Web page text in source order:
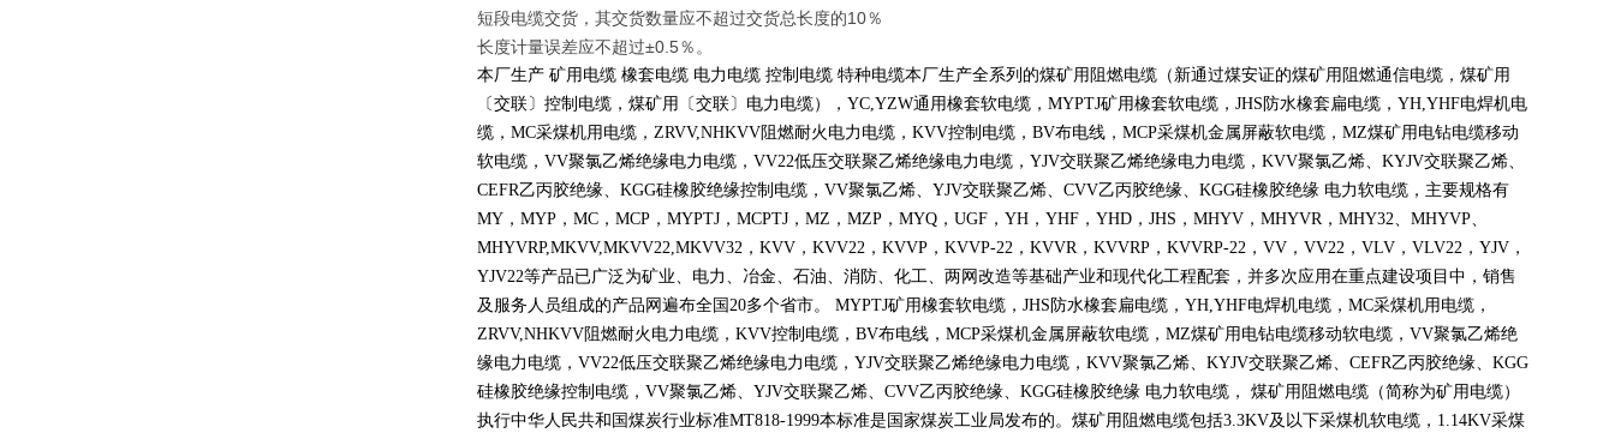
短段电缆交货，其交货数量应不超过交货总长度的10％
长度计量误差应不超过±0.5％。
本厂生产 矿用电缆 橡套电缆 电力电缆 控制电缆 特种电缆本厂生产全系列的煤矿用阻燃电缆（新通过煤安证的煤矿用阻燃通信电缆，煤矿用
〔交联〕控制电缆，煤矿用〔交联〕电力电缆）， YC,YZW通用橡套软电缆， MYPTJ矿用橡套软电缆， JHS 防水橡套扁电缆， YH,YHF电焊机电
缆， MC采煤机用电缆， ZRVV,NHKVV阻燃耐火电力电缆， KVV控制电缆， BV布电线， MCP采煤机金属屏蔽软电缆， MZ煤矿用电钻电缆移动
软电缆， VV聚氯乙烯绝缘电力电缆， VV22低压交联聚乙烯绝缘电力电缆， YJV交联聚乙烯绝缘电力电缆， KVV聚氯乙烯、 KYJV交联聚乙烯、
CEFR乙丙胶绝缘、 KGG硅橡胶绝缘控制电缆， VV聚氯乙烯、 YJV交联聚乙烯、 CVV乙丙胶绝缘、 KGG硅橡胶绝缘 电力软电缆，主要规格有
MY ， MYP ， MC ， MCP ， MYPTJ ， MCPTJ ， MZ ， MZP ， MYQ ， UGF ， YH ， YHF ， YHD ， JHS ， MHYV ， MHYVR， MHY32、 MHYVP、
MHYVRP,MKVV,MKVV22,MKVV32 ， KVV ， KVV22 ， KVVP ， KVVP-22 ， KVVR， KVVRP ， KVVRP-22 ， VV ， VV22 ， VLV ， VLV22 ， YJV ，
YJV22等产品已广泛为矿业、电力、冶金、石油、消防、化工、两网改造等基础产业和现代化工程配套，并多次应用在重点建设项目中，销售
及服务人员组成的产品网遍布全国 20多个省市。 MYPTJ矿用橡套软电缆， JHS 防水橡套扁电缆， YH,YHF电焊机电缆， MC采煤机用电缆，
ZRVV,NHKVV阻燃耐火电力电缆， KVV控制电缆， BV布电线， MCP采煤机金属屏蔽软电缆， MZ煤矿用电钻电缆移动软电缆， VV聚氯乙烯绝
缘电力电缆， VV22低压交联聚乙烯绝缘电力电缆， YJV交联聚乙烯绝缘电力电缆， KVV聚氯乙烯、 KYJV交联聚乙烯、 CEFR乙丙胶绝缘、 KGG
硅橡胶绝缘控制电缆， VV聚氯乙烯、 YJV交联聚乙烯、 CVV乙丙胶绝缘、 KGG硅橡胶绝缘 电力软电缆， 煤矿用阻燃电缆（简称为矿用电缆）
执行中华人民共和国煤炭行业标准MT818-1999本标准是国家煤炭工业局发布的。煤矿用阻燃电缆包括3.3KV及以下采煤机软电缆， 1.14KV采煤